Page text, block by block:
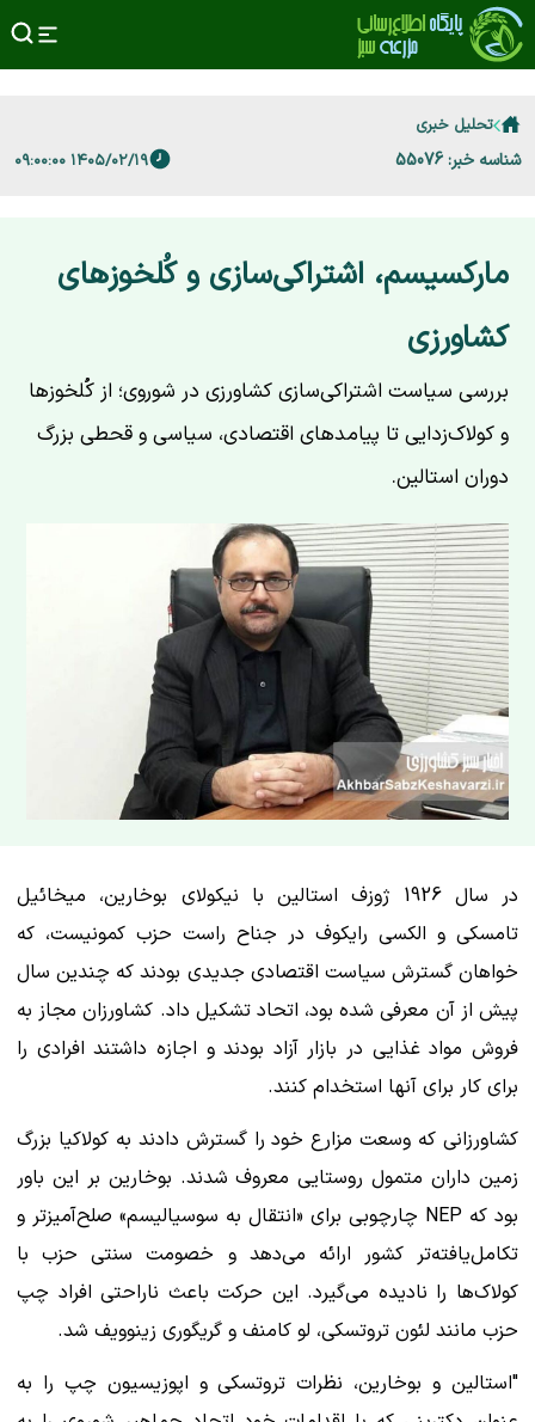
تحلیل خبری
شناسه خبر: 55076 ۱۴۰۵/۰۲/۱۹ ۰۹:۰۰:۰۰
مارکسیسم، اشتراکی‌سازی و کُلخوزهای
کشاورزی
بررسی سیاست اشتراکی‌سازی کشاورزی در شوروی؛ از کُلخوزها
و کولاک‌زدایی تا پیامدهای اقتصادی، سیاسی و قحطی بزرگ
دوران استالین.
در سال 1926 ژوزف استالین با نیکولای بوخارین، میخائیل
تامسکی و الکسی رایکوف در جناح راست حزب کمونیست، که
خواهان گسترش سیاست اقتصادی جدیدی بودند که چندین سال
پیش از آن معرفی شده بود، اتحاد تشکیل داد. کشاورزان مجاز به
فروش مواد غذایی در بازار آزاد بودند و اجازه داشتند افرادی را
برای کار برای آنها استخدام کنند.
کشاورزانی که وسعت مزارع خود را گسترش دادند به کولاکیا بزرگ
زمین داران متمول روستایی معروف شدند. بوخارین بر این باور
بود که NEP چارچوبی برای «انتقال به سوسیالیسم» صلح‌آمیزتر و
تکامل‌یافته‌تر کشور ارائه می‌دهد و خصومت سنتی حزب با
کولاک‌ها را نادیده می‌گیرد. این حرکت باعث ناراحتی افراد چپ
حزب مانند لئون تروتسکی، لو کامنف و گریگوری زینوویف شد.
"استالین و بوخارین، نظرات تروتسکی و اپوزیسیون چپ را به